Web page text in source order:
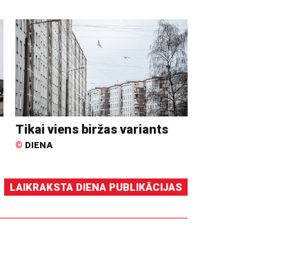
Tikai viens biržas variants
© DIENA
LAIKRAKSTA DIENA PUBLIKĀCIJAS